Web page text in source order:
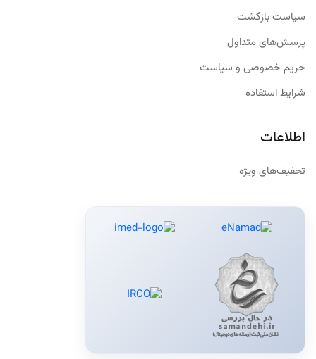
سیاست بازگشت
پرسش‌های متداول
حریم خصوصی و سیاست
شرایط استفاده
اطلاعات
تخفیف‌های ویژه